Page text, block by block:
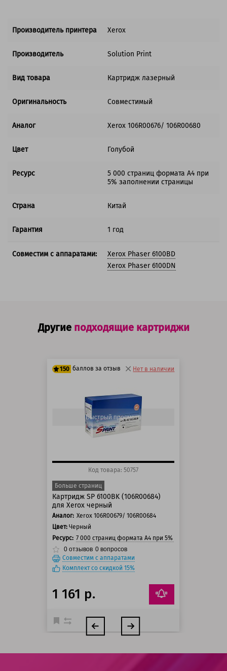
Производитель принтера Xerox
Производитель Solution Print
Вид товара Картридж лазерный
Оригинальность Совместимый
Аналог Xerox 106R00676/ 106R00680
Цвет Голубой
Ресурс
5 000 страниц формата А4 при
5% заполнении страницы
Страна Китай
Гарантия 1 год
Совместим с аппаратами:
Xerox Phaser 6100BD
Xerox Phaser 6100DN
Другие подходящие картриджи
150 баллов за отзыв
125 баллов
150 баллов
Нет в наличии
Быстрый просмотр
Код товара: 50757
Больше страниц
Картридж SP 6100BK (106R00684)
для Xerox черный
Аналог: Xerox 106R00679/ 106R00684
Цвет: Черный
Ресурс: 7 000 страниц формата А4 при 5% заполнении
0 отзывов 0 вопросов
Совместим с аппаратами
Комплект со скидкой 15%
1 161 р.